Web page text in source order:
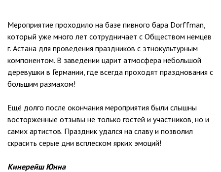
Мероприятие проходило на базе пивного бара Dorffman,
который уже много лет сотрудничает с Обществом немцев
г. Астана для проведения праздников с этнокультурным
компонентом. В заведении царит атмосфера небольшой
деревушки в Германии, где всегда проходят празднования с
большим размахом!
Ещё долго после окончания мероприятия были слышны
восторженные отзывы не только гостей и участников, но и
самих артистов. Праздник удался на славу и позволил
скрасить серые дни всплеском ярких эмоций!
Кинерейш Юнна